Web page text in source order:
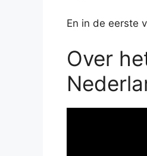
En in de eerste
Over